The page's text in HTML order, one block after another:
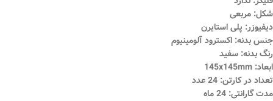
شکل: مربعی
دیفیوزر: پلی استایرن
جنس بدنه: اکسترود آلومینیوم
رنگ بدنه: سفید
ابعاد: 145x145mm
تعداد در کارتن: 24 عدد
مدت گارانتی: 24 ماه